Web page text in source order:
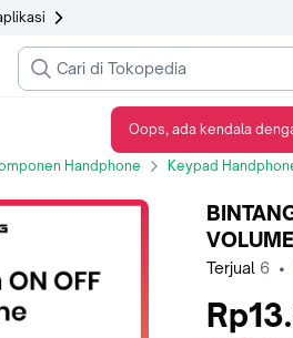
Handphone Keypad
Terjual 6 •
Oops, ada kendala